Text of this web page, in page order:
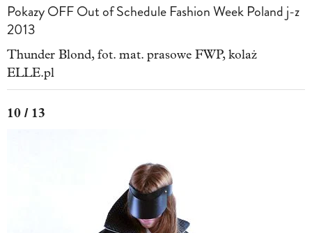
Pokazy OFF Out of Schedule Fashion Week Poland j-z
2013
Thunder Blond, fot. mat. prasowe FWP, kolaż
ELLE.pl
10 / 13